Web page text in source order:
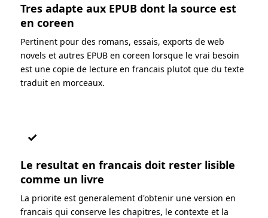
Tres adapte aux EPUB dont la source est
en coreen
Pertinent pour des romans, essais, exports de web
novels et autres EPUB en coreen lorsque le vrai besoin
est une copie de lecture en francais plutot que du texte
traduit en morceaux.
✓
Le resultat en francais doit rester lisible
comme un livre
La priorite est generalement d'obtenir une version en
francais qui conserve les chapitres, le contexte et la